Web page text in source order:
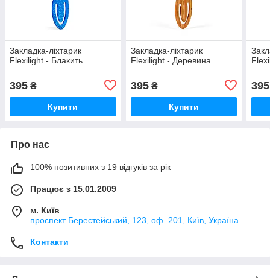
Закладка-ліхтарик
Flexilight - Блакить
395 ₴
Купити
Закладка-ліхтарик
Flexilight - Деревина
395₴
Купити
395
Про нас
100% позитивних з 19 відгуків за рік
Працює з 15.01.2009
м. Київ
проспект Берестейський, 123, оф. 201, Київ, Україна
Контакти